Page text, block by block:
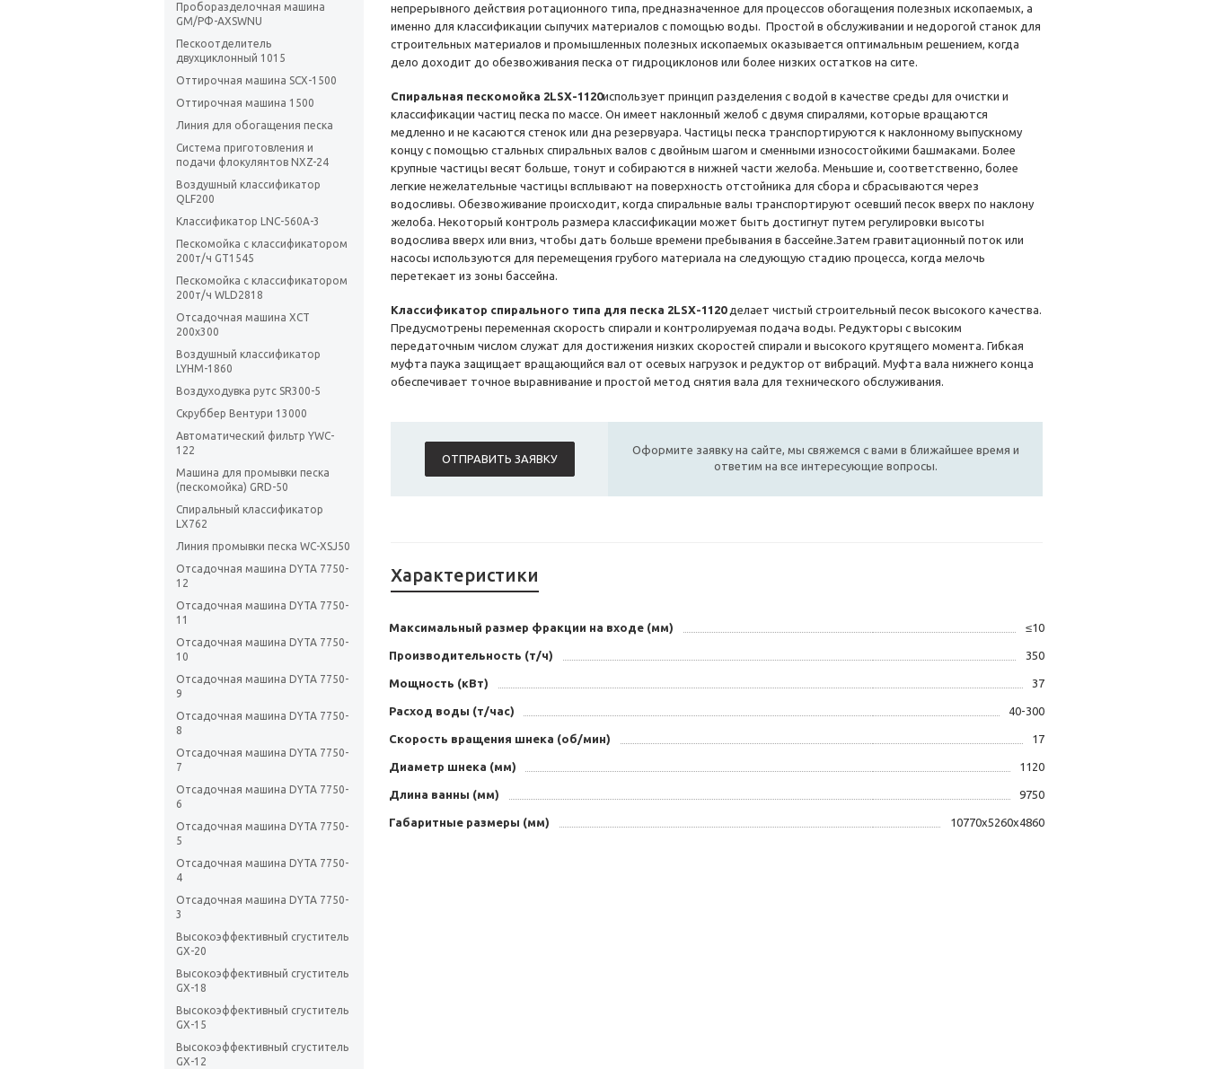
Проборазделочная машина
GM/PФ-AXSWNU
Пескоотделитель
двухциклонный 1015
Оттирочная машина SCX-1500
Оттирочная машина 1500
Линия для обогащения песка
Система приготовления и
подачи флокулянтов NXZ-24
Воздушный классификатор
QLF200
Классификатор LNC-560A-3
Пескомойка с классификатором
200т/ч GT1545
Пескомойка с классификатором
200т/ч WLD2818
Отсадочная машина XCT
200x300
Воздушный классификатор
LYHM-1860
Воздуходувка рутс SR300-5
Скруббер Вентури 13000
Автоматический фильтр YWC-
122
Машина для промывки песка
(пескомойка) GRD-50
Спиральный классификатор
LX762
Линия промывки песка WC-XSJ50
Отсадочная машина DYTA 7750-
12
Отсадочная машина DYTA 7750-
11
Отсадочная машина DYTA 7750-
10
Отсадочная машина DYTA 7750-
9
Отсадочная машина DYTA 7750-
8
Отсадочная машина DYTA 7750-
7
Отсадочная машина DYTA 7750-
6
Отсадочная машина DYTA 7750-
5
Отсадочная машина DYTA 7750-
4
Отсадочная машина DYTA 7750-
3
Высокоэффективный сгуститель
GX-20
Высокоэффективный сгуститель
GX-18
Высокоэффективный сгуститель
GX-15
Высокоэффективный сгуститель
GX-12
непрерывного действия ротационного типа, предназначенное для процессов обогащения полезных ископаемых, а
именно для классификации сыпучих материалов с помощью воды. Простой в обслуживании и недорогой станок для
строительных материалов и промышленных полезных ископаемых оказывается оптимальным решением, когда
дело доходит до обезвоживания песка от гидроциклонов или более низких остатков на сите.
Спиральная пескомойка 2LSX-1120использует принцип разделения с водой в качестве среды для очистки и
классификации частиц песка по массе. Он имеет наклонный желоб с двумя спиралями, которые вращаются
медленно и не касаются стенок или дна резервуара. Частицы песка транспортируются к наклонному выпускному
концу с помощью стальных спиральных валов с двойным шагом и сменными износостойкими башмаками. Более
крупные частицы весят больше, тонут и собираются в нижней части желоба. Меньшие и, соответственно, более
легкие нежелательные частицы всплывают на поверхность отстойника для сбора и сбрасываются через
водосливы. Обезвоживание происходит, когда спиральные валы транспортируют осевший песок вверх по наклону
желоба. Некоторый контроль размера классификации может быть достигнут путем регулировки высоты
водослива вверх или вниз, чтобы дать больше времени пребывания в бассейне.Затем гравитационный поток или
насосы используются для перемещения грубого материала на следующую стадию процесса, когда мелочь
перетекает из зоны бассейна.
Классификатор спирального типа для песка 2LSX-1120 делает чистый строительный песок высокого качества.
Предусмотрены переменная скорость спирали и контролируемая подача воды. Редукторы с высоким
передаточным числом служат для достижения низких скоростей спирали и высокого крутящего момента. Гибкая
муфта паука защищает вращающийся вал от осевых нагрузок и редуктор от вибраций. Муфта вала нижнего конца
обеспечивает точное выравнивание и простой метод снятия вала для технического обслуживания.
ОТПРАВИТЬ ЗАЯВКУ
Оформите заявку на сайте, мы свяжемся с вами в ближайшее время и
ответим на все интересующие вопросы.
Характеристики
Максимальный размер фракции на входе (мм) ≤10
Производительность (т/ч) 350
Мощность (кВт) 37
Расход воды (т/час) 40-300
Скорость вращения шнека (об/мин) 17
Диаметр шнека (мм) 1120
Длина ванны (мм) 9750
Габаритные размеры (мм) 10770x5260x4860